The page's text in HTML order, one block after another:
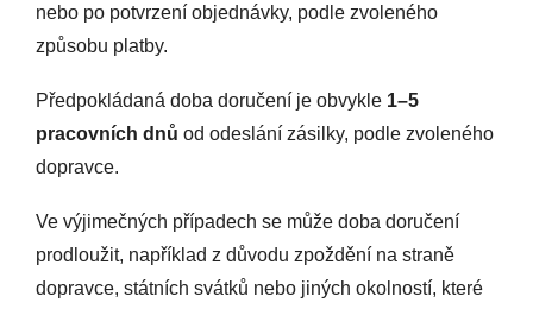
nebo po potvrzení objednávky, podle zvoleného
způsobu platby.
Předpokládaná doba doručení je obvykle 1–5
pracovních dnů od odeslání zásilky, podle zvoleného
dopravce.
Ve výjimečných případech se může doba doručení
prodloužit, například z důvodu zpoždění na straně
dopravce, státních svátků nebo jiných okolností, které